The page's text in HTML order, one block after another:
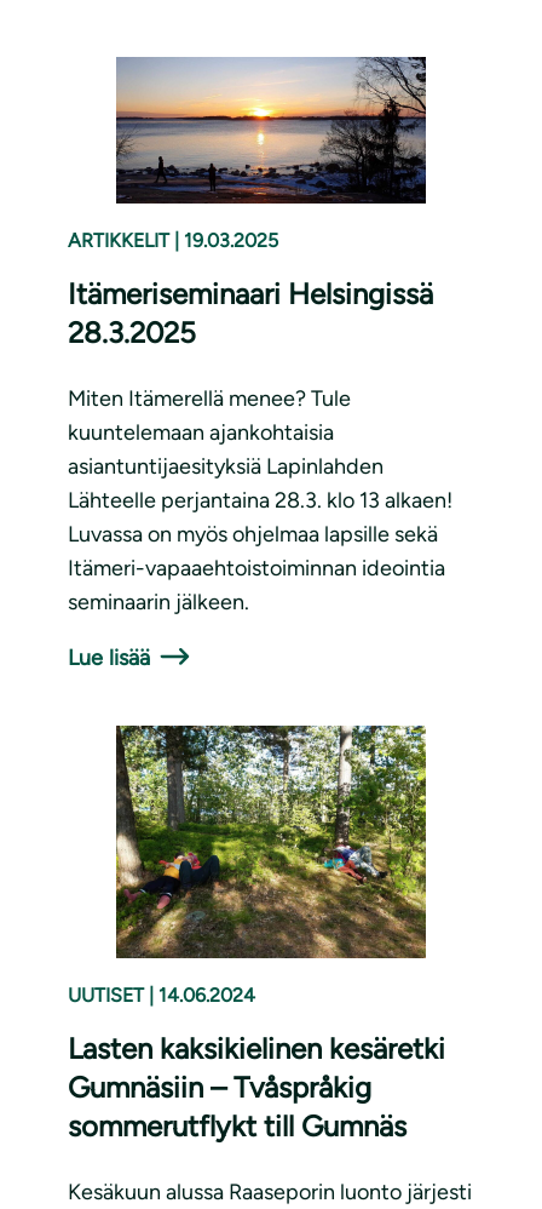
ARTIKKELIT 19.03.2025
Itämeriseminaari Helsingissä
28.3.2025
Miten Itämerellä menee? Tule
kuuntelemaan ajankohtaisia
asiantuntijaesityksiä Lapinlahden
Lähteelle perjantaina 28.3. klo 13 alkaen!
Luvassa on myös ohjelmaa lapsille sekä
Itämeri-vapaaehtoistoiminnan ideointia
seminaarin jälkeen.
Lue lisää
UUTISET 14.06.2024
Lasten kaksikielinen kesäretki
Gumnäsiin – Tvåspråkig
sommerutflykt till Gumnäs
Kesäkuun alussa Raaseporin luonto järjesti